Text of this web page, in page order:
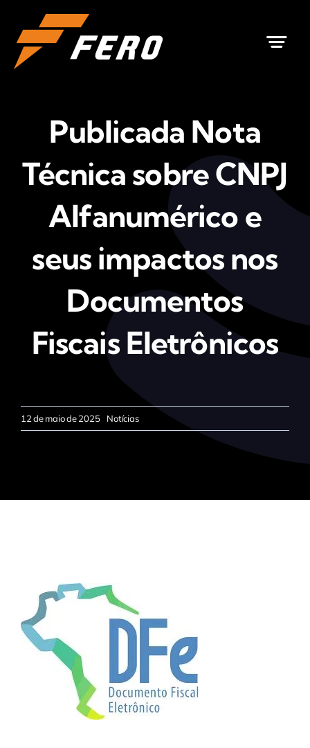
para
conteúdo
Publicada Nota
Técnica sobre CNPJ
Alfanumérico e
seus impactos nos
Documentos
Fiscais Eletrônicos
12 de maio de 2025 Notícias